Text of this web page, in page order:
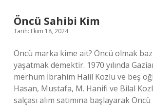
Öncü Sahibi Kim
Tarih: Ekim 18, 2024
Öncü marka kime ait? Öncü olmak
yaşatmak demektir. 1970 yılında
merhum İbrahim Halil Kozlu ve beş
Hasan, Mustafa, M. Hanifi ve Bilal
salçası alım satımına başlayarak